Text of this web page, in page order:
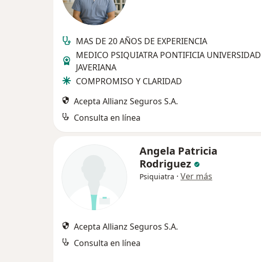
MAS DE 20 AÑOS DE EXPERIENCIA
MEDICO PSIQUIATRA PONTIFICIA UNIVERSIDAD
JAVERIANA
COMPROMISO Y CLARIDAD
Acepta Allianz Seguros S.A.
Consulta en línea
Angela Patricia
Rodriguez
Psiquiatra · Ver más
Acepta Allianz Seguros S.A.
Consulta en línea